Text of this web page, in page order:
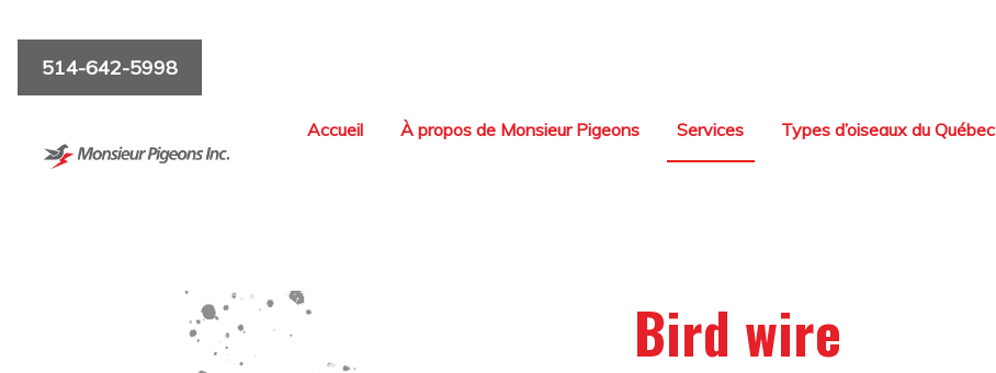
514-642-5998
Accueil À propos de Monsieur Pigeons Services Types d’oiseaux du Québec
Bird wire